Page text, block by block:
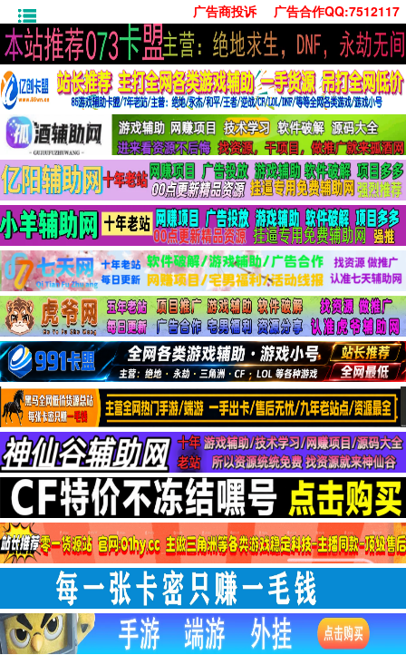
广告商投诉 广告合作QQ:7512117
首页
技术学习
安卓绿化
单机游戏
社交娱乐
系统工具
活动线报
常用办公
源码收集
值得一看
两性情感